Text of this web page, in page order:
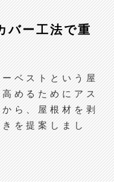
バー工法で重
ベストという屋
めるためにアス
ら、屋根材を剥
を提案しまし